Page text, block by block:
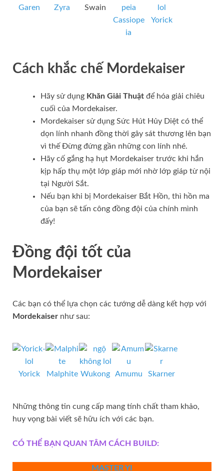
Garen Zyra
Swain
Cassiope
ia
Yorick
Cách khắc chế Mordekaiser
Hãy sử dụng Khăn Giải Thuật để hóa giải chiêu
cuối của Mordekaiser.
Mordekaiser sử dụng Sức Hút Hủy Diệt có thể
dọn lính nhanh đồng thời gây sát thương lên bạn
vì thế Đừng đứng gần những con lính nhé.
Hãy cố gắng hạ hụt Mordekaiser trước khi hắn
kịp hấp thụ một lớp giáp mới nhờ lớp giáp từ nội
tại Người Sắt.
Nếu bạn khi bị Mordekaiser Bắt Hồn, thì hồn ma
của bạn sẽ tấn công đồng đội của chính mình
đấy!
Đồng đội tốt của
Mordekaiser
Các bạn có thể lựa chọn các tướng dễ dàng kết hợp với
Mordekaiser như sau:
Yorick Malphite Wukong Amumu Skarner
Những thông tin cung cấp mang tính chất tham khảo,
huy vọng bài viết sẽ hữu ích với các bạn.
CÓ THỂ BẠN QUAN TÂM CÁCH BUILD:
MASTER YI